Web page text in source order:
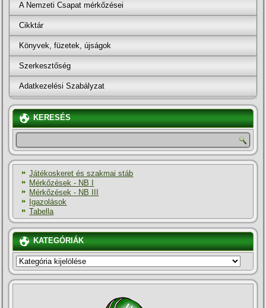
A Nemzeti Csapat mérkőzései
Cikktár
Könyvek, füzetek, újságok
Szerkesztőség
Adatkezelési Szabályzat
KERESÉS
Játékoskeret és szakmai stáb
Mérkőzések - NB I
Mérkőzések - NB III
Igazolások
Tabella
KATEGÓRIÁK
KATEGÓRIÁK